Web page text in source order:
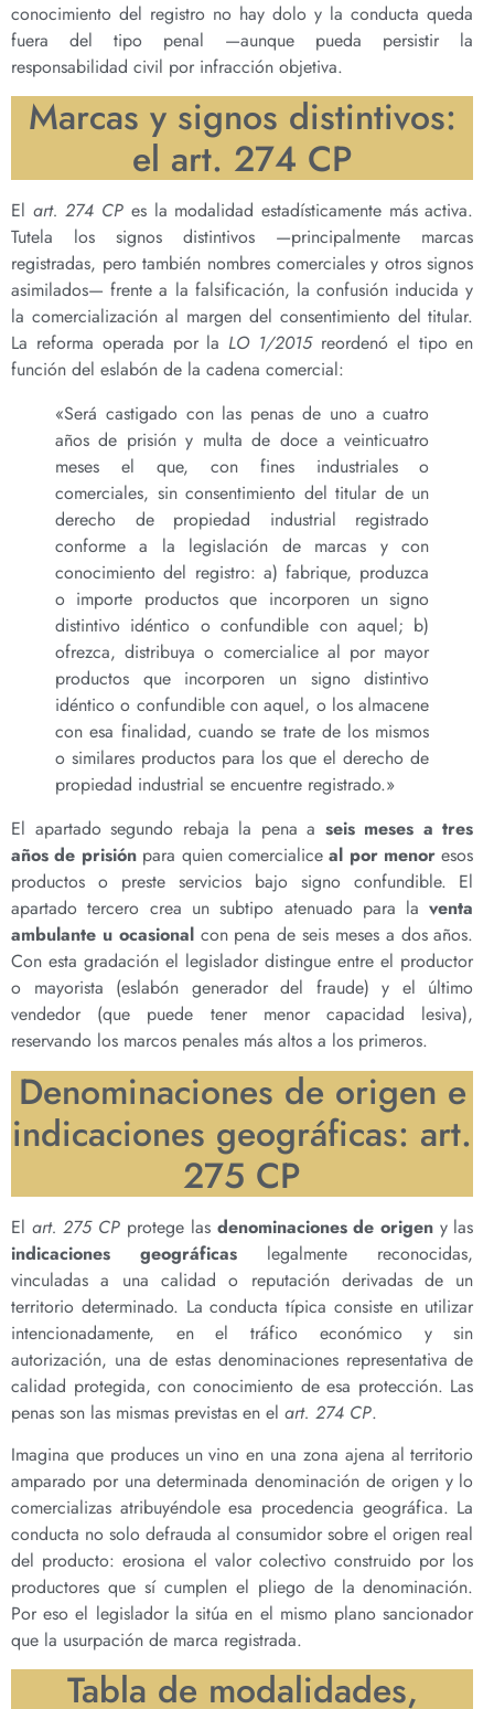
conocimiento del registro no hay dolo y la conducta queda
fuera del tipo penal —aunque pueda persistir la
responsabilidad civil por infracción objetiva.
Marcas y signos distintivos:
el art. 274 CP
El art. 274 CP es la modalidad estadísticamente más activa.
Tutela los signos distintivos —principalmente marcas
registradas, pero también nombres comerciales y otros signos
asimilados— frente a la falsificación, la confusión inducida y
la comercialización al margen del consentimiento del titular.
La reforma operada por la LO 1/2015reordenó el tipo en
función del eslabón de la cadena comercial:
«Será castigado con las penas de uno a cuatro
años de prisión y multa de doce a veinticuatro
meses el que, con fines industriales o
comerciales, sin consentimiento del titular de un
derecho de propiedad industrial registrado
conforme a la legislación de marcas y con
conocimiento del registro: a) fabrique, produzca
o importe productos que incorporen un signo
distintivo idéntico o confundible con aquel; b)
ofrezca, distribuya o comercialice al por mayor
productos que incorporen un signo distintivo
idéntico o confundible con aquel, o los almacene
con esa finalidad, cuando se trate de los mismos
o similares productos para los que el derecho de
propiedad industrial se encuentre registrado.»
El apartado segundo rebaja la pena a seis meses a tres
años de prisiónpara quien comercialiceal por menor esos
productos o preste servicios bajo signo confundible. El
apartado tercero crea un subtipo atenuado para laventa
ambulante u ocasionalcon pena de seis meses a dos años.
Con esta gradación el legislador distingue entre el productor
o mayorista (eslabón generador del fraude) y el último
vendedor (que puede tener menor capacidad lesiva),
reservando los marcos penales más altos a los primeros.
Denominaciones de origen e
indicaciones geográficas: art.
275 CP
El art. 275 CP protege las denominaciones de origen y las
indicaciones geográficas legalmente reconocidas,
vinculadas a una calidad o reputación derivadas de un
territorio determinado. La conducta típica consiste en utilizar
intencionadamente, en el tráfico económico y sin
autorización, una de estas denominaciones representativa de
calidad protegida, con conocimiento de esa protección. Las
penas son las mismas previstas en el art. 274 CP.
Imagina que produces un vino en una zona ajena al territorio
amparado por una determinada denominación de origen y lo
comercializas atribuyéndole esa procedencia geográfica. La
conducta no solo defrauda al consumidor sobre el origen real
del producto: erosiona el valor colectivo construido por los
productores que sí cumplen el pliego de la denominación.
Por eso el legislador la sitúa en el mismo plano sancionador
que la usurpación de marca registrada.
Tabla de modalidades,